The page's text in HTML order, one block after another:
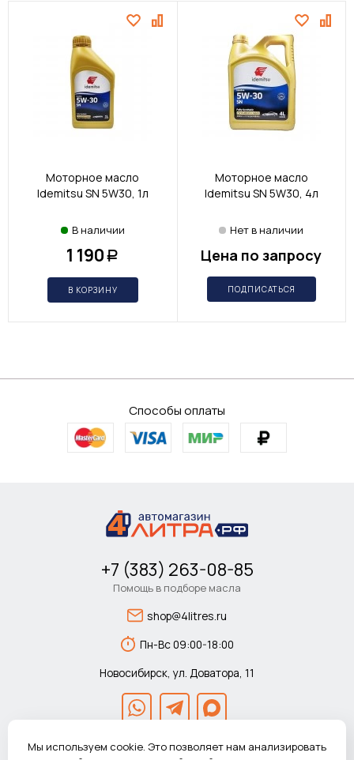
Моторное масло
Idemitsu SN 5W30, 1л
В наличии
1 190 Р
В КОРЗИНУ
Моторное масло
Idemitsu SN 5W30, 4л
Нет в наличии
Цена по запросу
ПОДПИСАТЬСЯ
Способы оплаты
+7 (383) 263-08-85
Помощь в подборе масла
shop@4litres.ru
Пн-Вс 09:00-18:00
Новосибирск, ул. Доватора, 11
Мы используем cookie. Это позволяет нам анализировать